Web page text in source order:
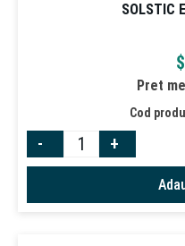
SOLSTIC
$
Pret
Cod
- +